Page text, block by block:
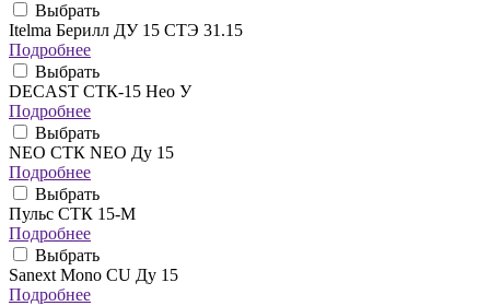
Выбрать
Itelma Берилл ДУ 15 СТЭ 31.15
Подробнее
Выбрать
DECAST СТК-15 Нео У
Подробнее
Выбрать
NEO CТК NEO Ду 15
Подробнее
Выбрать
Пульс СТК 15-М
Подробнее
Выбрать
Sanext Mono CU Ду 15
Подробнее